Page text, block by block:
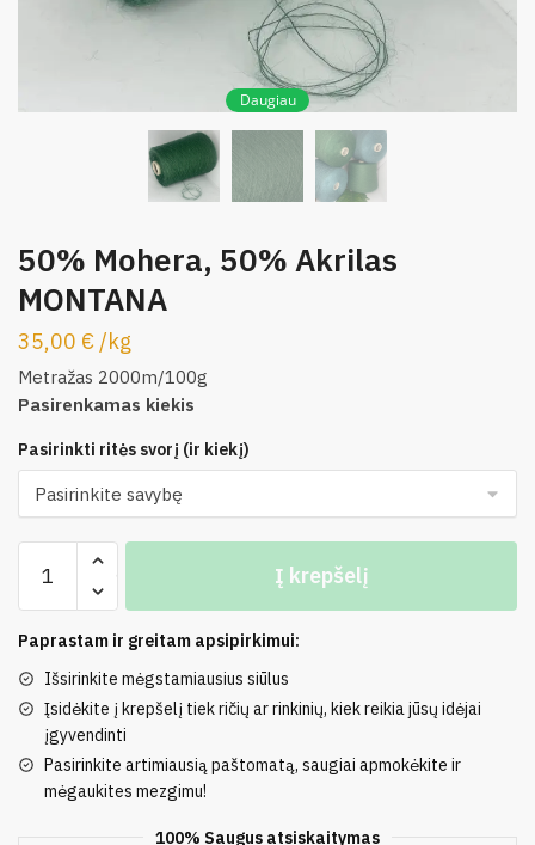
Daugiau
50% Mohera, 50% Akrilas
MONTANA
35,00 € /kg
Metražas 2000m/100g
Pasirenkamas kiekis
Pasirinkti ritės svorį (ir kiekį)
kiekis:
50%
Mohera,
50%
Akrilas
MONTANA
Į krepšelį
Paprastam ir greitam apsipirkimui:
Išsirinkite mėgstamiausius siūlus
Įsidėkite į krepšelį tiek ričių ar rinkinių, kiek reikia jūsų idėjai
įgyvendinti
Pasirinkite artimiausią paštomatą, saugiai apmokėkite ir
mėgaukites mezgimu!
100% Saugus atsiskaitymas